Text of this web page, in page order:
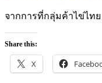
จากการที่กลุ่มค้าไข่ไท
Share this:
X